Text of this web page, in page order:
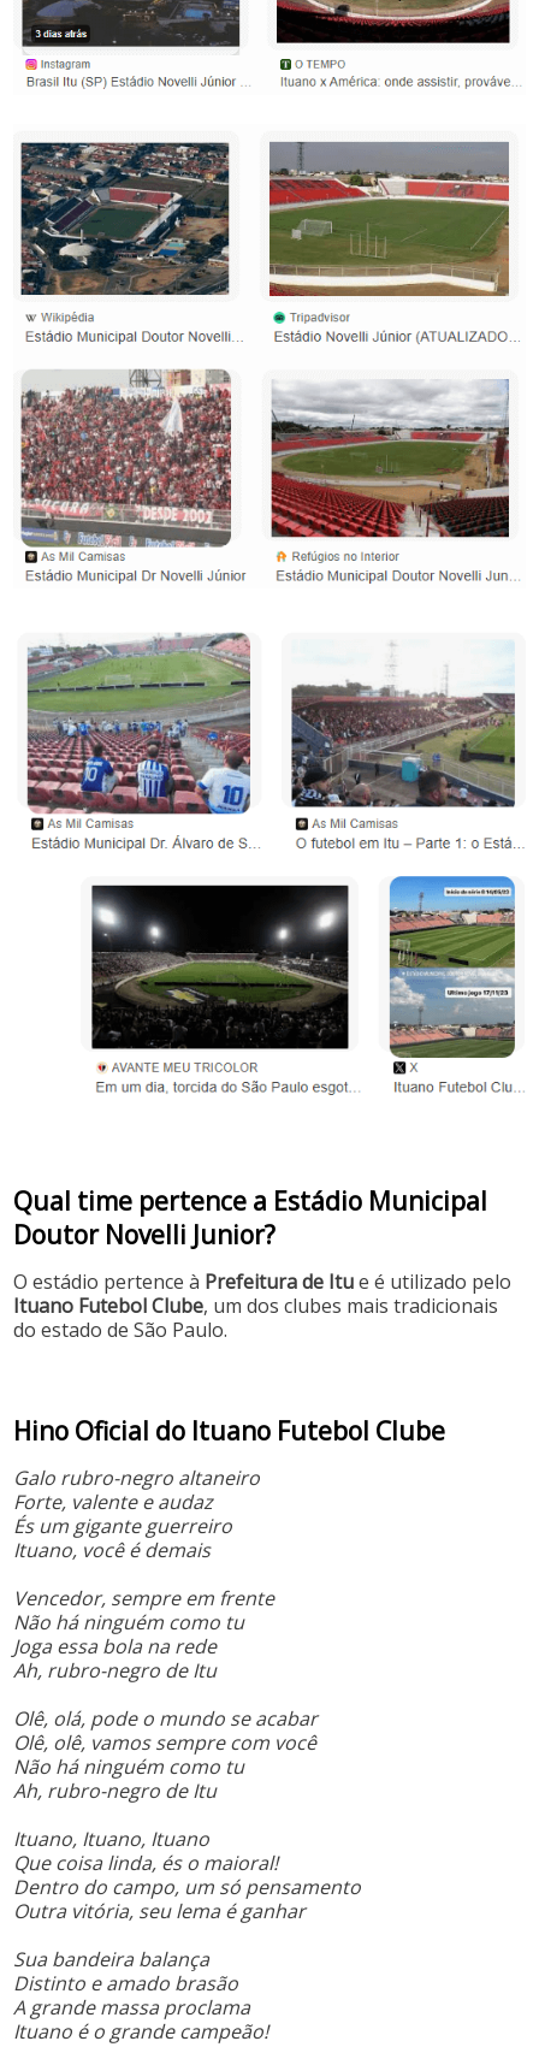
Qual time pertence a Estádio Municipal
Doutor Novelli Junior?
O estádio pertence à Prefeitura de Itue é utilizado pelo
Ituano Futebol Clube, um dos clubes mais tradicionais
do estado de São Paulo.
Hino Oficial do Ituano Futebol Clube
Galo rubro-negro altaneiro
Forte, valente e audaz
És um gigante guerreiro
Ituano, você é demais
Vencedor, sempre em frente
Não há ninguém como tu
Joga essa bola na rede
Ah, rubro-negro de Itu
Olê, olá, pode o mundo se acabar
Olê, olê, vamos sempre com você
Não há ninguém como tu
Ah, rubro-negro de Itu
Ituano, Ituano, Ituano
Que coisa linda, és o maioral!
Dentro do campo, um só pensamento
Outra vitória, seu lema é ganhar
Sua bandeira balança
Distinto e amado brasão
A grande massa proclama
Ituano é o grande campeão!